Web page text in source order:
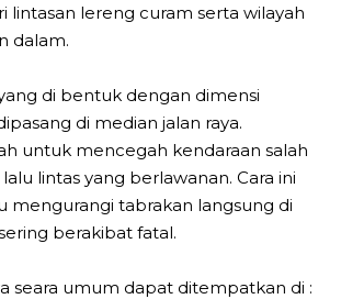
lintasan lereng curam serta wilayah
dalam.
di bentuk dengan dimensi
di median jalan raya.
untuk mencegah kendaraan salah
lintas yang berlawanan. Cara ini
mengurangi tabrakan langsung di
berakibat fatal.
seara umum dapat ditempatkan di :